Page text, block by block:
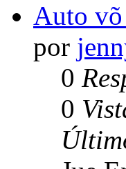
Auto
por
0
0